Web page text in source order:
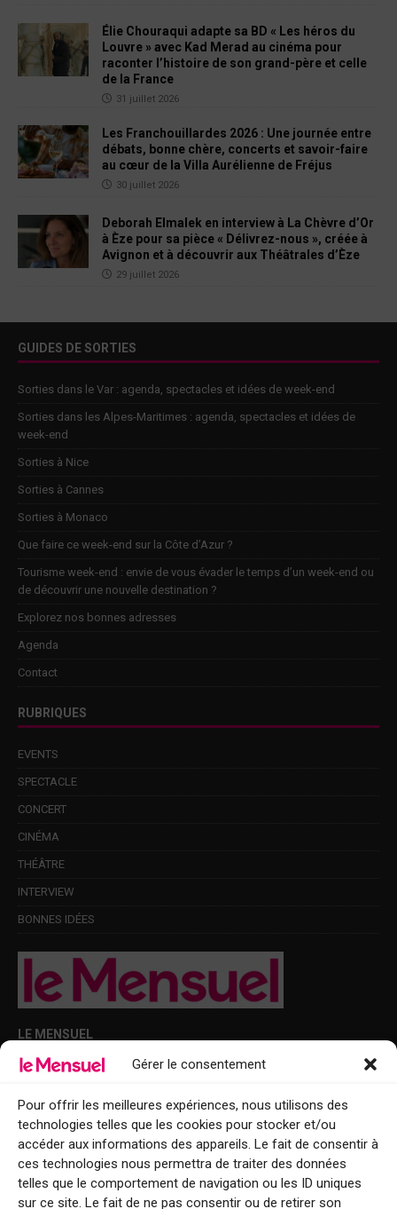
Gérer le consentement
Pour offrir les meilleures expériences, nous utilisons des
technologies telles que les cookies pour stocker et/ou
accéder aux informations des appareils. Le fait de consentir à
ces technologies nous permettra de traiter des données
telles que le comportement de navigation ou les ID uniques
sur ce site. Le fait de ne pas consentir ou de retirer son
Élie Chouraqui adapte sa BD « Les héros du
Louvre » avec Kad Merad au cinéma pour
raconter l’histoire de son grand-père et celle
de la France
31 juillet 2026
Les Franchouillardes 2026 : Une journée entre
débats, bonne chère, concerts et savoir-faire
au cœur de la Villa Aurélienne de Fréjus
30 juillet 2026
Deborah Elmalek en interview à La Chèvre d’Or
à Èze pour sa pièce « Délivrez-nous », créée à
Avignon et à découvrir aux Théâtrales d’Èze
29 juillet 2026
GUIDES DE SORTIES
Sorties dans le Var : agenda, spectacles et idées de week-end
Sorties dans les Alpes-Maritimes : agenda, spectacles et idées de
week-end
Sorties à Nice
Sorties à Cannes
Sorties à Monaco
Que faire ce week-end sur la Côte d’Azur ?
Tourisme week-end : envie de vous évader le temps d’un week-end ou
de découvrir une nouvelle destination ?
Explorez nos bonnes adresses
Agenda
Contact
RUBRIQUES
EVENTS
SPECTACLE
CONCERT
CINÉMA
THÉÂTRE
INTERVIEW
BONNES IDÉES
LE MENSUEL
Points de diffusion Var et Alpes-Maritimes : oû trouver Le Mensuel ?
Le Mensuel en PDF : consultez le magazine en ligne
Qui sommes-nous ?
BFM Top Sorties
EVENT